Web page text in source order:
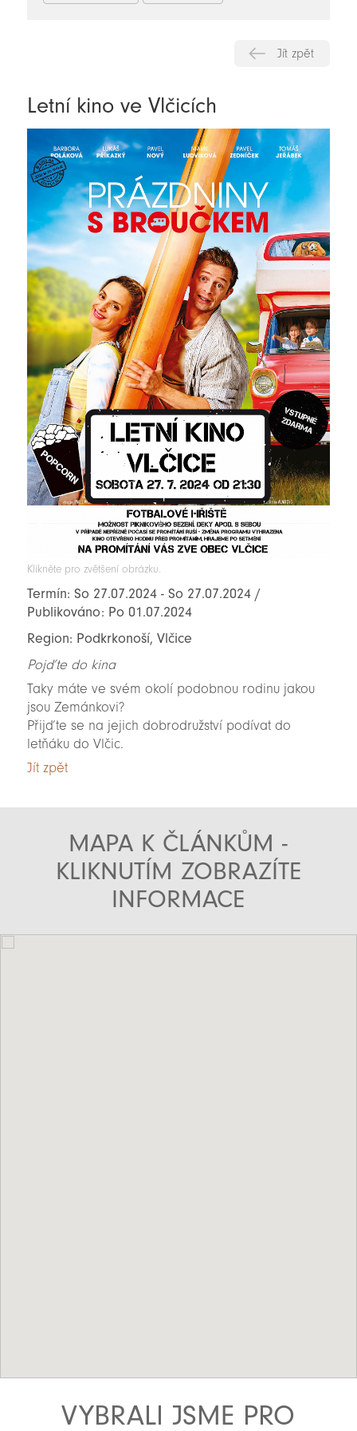
Jít zpět
Letní kino ve Vlčicích
Klikněte pro zvětšení obrázku.
Termín: So 27.07.2024 - So 27.07.2024 /
Publikováno: Po 01.07.2024
Region: Podkrkonoší, Vlčice
Pojďte do kina
Taky máte ve svém okolí podobnou rodinu jakou
jsou Zemánkovi?
Přijďte se na jejich dobrodružství podívat do
letňáku do Vlčic.
Jít zpět
MAPA K ČLÁNKŮM -
KLIKNUTÍM ZOBRAZÍTE
INFORMACE
VYBRALI JSME PRO